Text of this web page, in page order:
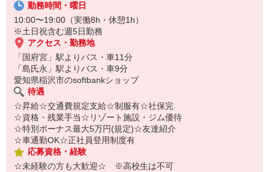
気になった方はお気軽にご相談ください！
勤務時間・曜日
10:00〜19:00（実働8h・休憩1h）
※土日祝含む週5日勤務
アクセス・勤務地
「国府宮」駅よりバス・車11分
「島氏永」駅よりバス・車9分
愛知県稲沢市のsoftbankショップ
待遇
☆昇給☆交通費規定支給☆制服有☆社保完
☆資格・残業手当☆リゾート施設・ジム優待
☆特別ボーナス最大5万円(規定)☆友達紹介
☆車通勤OK☆正社員登用制度有
応募資格・経験
☆未経験の方も大歓迎☆ ※高校生は不可